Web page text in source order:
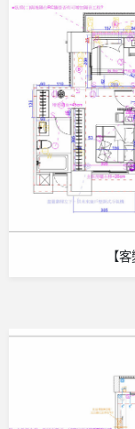
【